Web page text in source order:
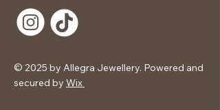
© 2025 by Allegra Jewellery. Powered and
secured by Wix